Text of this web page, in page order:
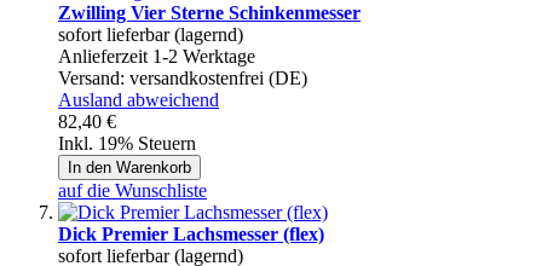
Zwilling Vier Sterne Schinkenmesser
sofort lieferbar (lagernd)
Anlieferzeit 1-2 Werktage
Versand: versandkostenfrei (DE)
Ausland abweichend
82,40 €
Inkl. 19% Steuern
In den Warenkorb
auf die Wunschliste
Dick Premier Lachsmesser (flex)
sofort lieferbar (lagernd)